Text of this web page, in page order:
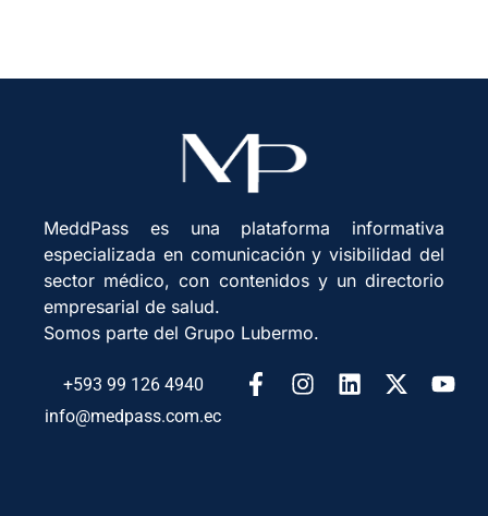
MeddPass es una plataforma informativa
especializada en comunicación y visibilidad del
sector médico, con contenidos y un directorio
empresarial de salud.
Somos parte del Grupo Lubermo.
+593 99 126 4940
info@medpass.com.ec